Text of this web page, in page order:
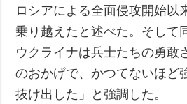
ロシアによる全面侵攻開始以
乗り越えたと述べた。そして
ウクライナは兵士たちの勇敢
のおかげで、かつてないほど
抜け出した」と強調した。